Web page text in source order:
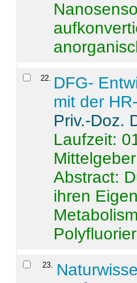
22
DFG-
mit der
Priv.-Doz.
Laufzeit:
Abstract:
ihren
23.